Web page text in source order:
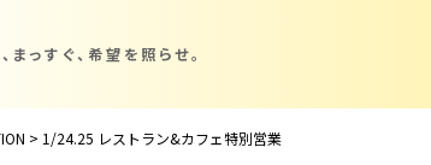
まっすぐ、 希望を照らせ。
> 1/24.25 レストラン&カフェ特別営業